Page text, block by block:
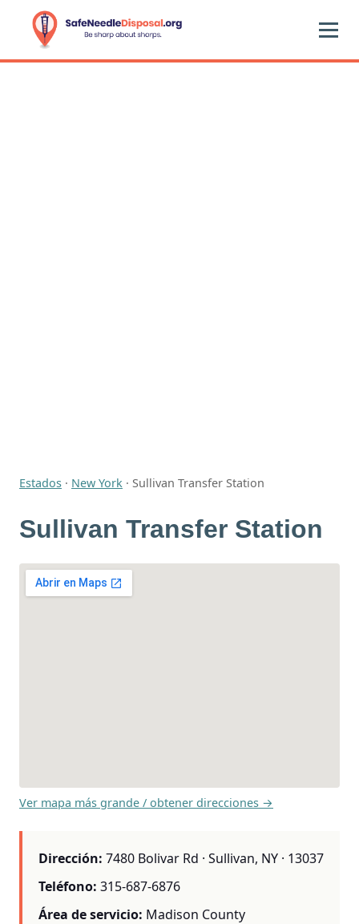
Estados · New York · Sullivan Transfer Station
Sullivan Transfer Station
Ver mapa más grande / obtener direcciones →
Dirección: 7480 Bolivar Rd · Sullivan, NY · 13037
Teléfono: 315-687-6876
Área de servicio: Madison County